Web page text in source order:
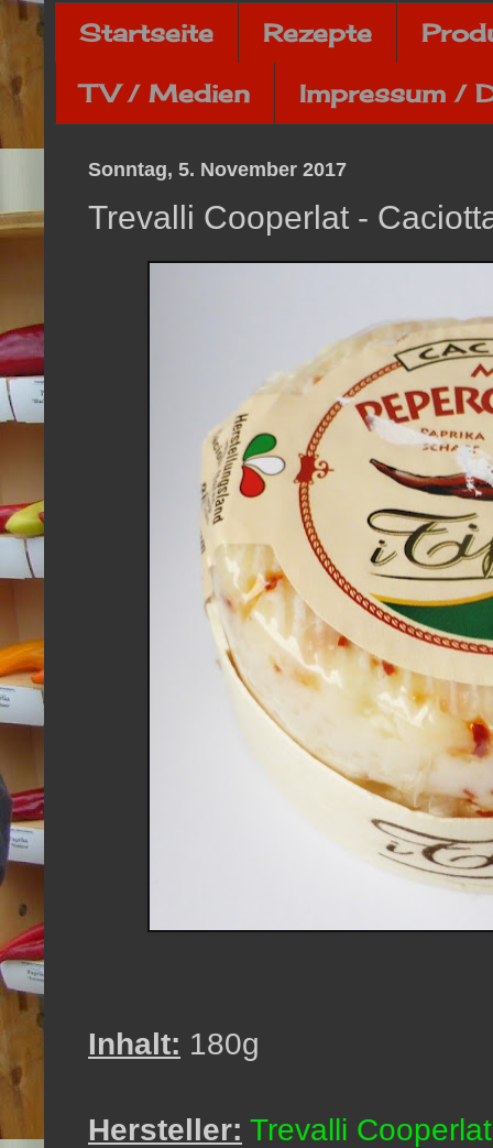
Startseite Rezepte
TV / Medien Impressum /
Sonntag, 5. November 2017
Trevalli Cooperlat -
Inhalt: 180g
Hersteller: Trevalli Cooperlat